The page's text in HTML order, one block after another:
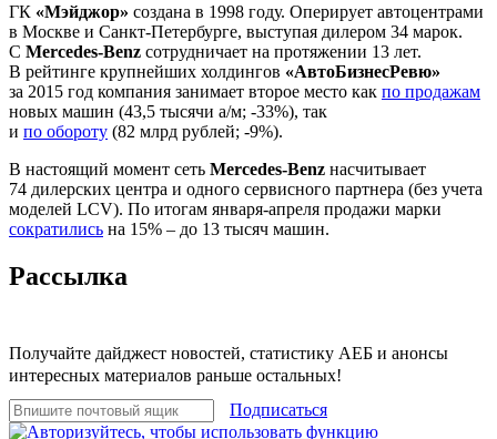
ГК «Мэйджор» создана в 1998 году. Оперирует автоцентрами
в Москве и Санкт-Петербурге, выступая дилером 34 марок.
С Mercedes-Benz сотрудничает на протяжении 13 лет.
В рейтинге крупнейших холдингов «АвтоБизнесРевю»
за 2015 год компания занимает второе место как по продажам
новых машин (43,5 тысячи а/м; -33%), так
и по обороту (82 млрд рублей; -9%).
В настоящий момент сеть Mercedes-Benz насчитывает
74 дилерских центра и одного сервисного партнера (без учета
моделей LCV). По итогам января-апреля продажи марки
сократились на 15% – до 13 тысяч машин.
Рассылка
Получайте дайджест новостей, статистику АЕБ и анонсы
интересных материалов раньше остальных!
Подписаться